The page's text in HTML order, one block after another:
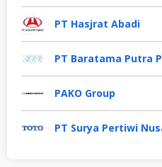
PT Hasjrat Abadi
PT Baratama Putra
PAKO Group
PT Surya Pertiwi